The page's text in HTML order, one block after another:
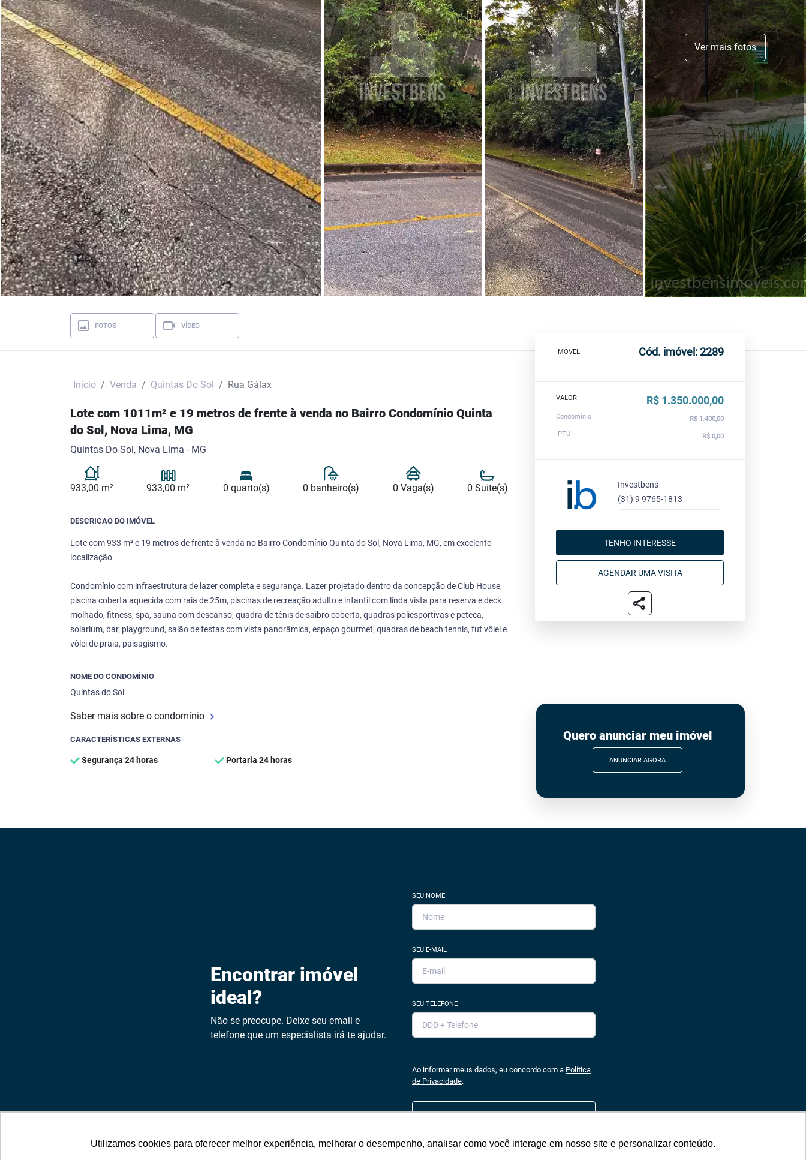
Utilizamos cookies para oferecer melhor experiência, melhorar o desempenho, analisar como você interage em nosso site e personalizar conteúdo.
Ver mais fotos
FOTOS VÍDEO
Início Venda Quintas Do Sol Rua Gálax
Lote com 1011m² e 19 metros de frente à venda no Bairro Condomínio Quinta
do Sol, Nova Lima, MG
Quintas Do Sol, Nova Lima - MG
933,00 m² 933,00 m² 0 quarto(s) 0 banheiro(s) 0 Vaga(s) 0 Suite(s)
DESCRICAO DO IMÓVEL
Lote com 933 m² e 19 metros de frente à venda no Bairro Condomínio Quinta do Sol, Nova Lima, MG, em excelente
localização.
Condomínio com infraestrutura de lazer completa e segurança. Lazer projetado dentro da concepção de Club House,
piscina coberta aquecida com raia de 25m, piscinas de recreação adulto e infantil com linda vista para reserva e deck
molhado, fitness, spa, sauna com descanso, quadra de tênis de saibro coberta, quadras poliesportivas e peteca,
solarium, bar, playground, salão de festas com vista panorâmica, espaço gourmet, quadras de beach tennis, fut vôlei e
vôlei de praia, paisagismo.
NOME DO CONDOMÍNIO
Quintas do Sol
Saber mais sobre o condomínio
CARACTERÍSTICAS EXTERNAS
Segurança 24 horas Portaria 24 horas
IMOVEL Cód. imóvel: 2289
VALOR R$ 1.350.000,00
Condomínio
R$ 1.400,00
IPTU
R$ 0,00
Investbens
(31) 9 9765-1813
TENHO INTERESSE
AGENDAR UMA VISITA
share
Quero anunciar meu imóvel
ANUNCIAR AGORA
Encontrar imóvel
ideal?
Não se preocupe. Deixe seu email e
telefone que um especialista irá te ajudar.
SEU NOME
SEU E-MAIL
SEU TELEFONE
Ao informar meus dados, eu concordo com a Política
de Privacidade.
BUSCAR IMOVEIS